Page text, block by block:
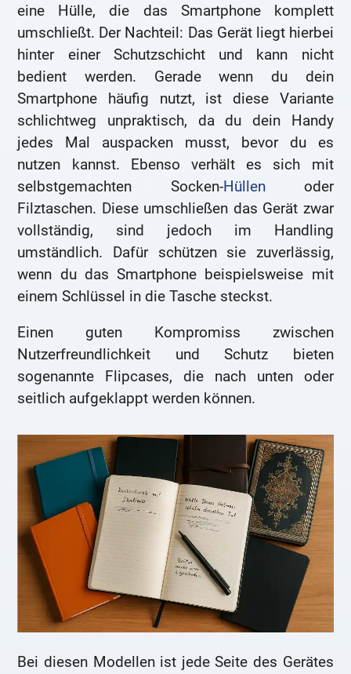
eine Hülle, die das Smartphone komplett
umschließt. Der Nachteil: Das Gerät liegt hierbei
hinter einer Schutzschicht und kann nicht
bedient werden. Gerade wenn du dein
Smartphone häufig nutzt, ist diese Variante
schlichtweg unpraktisch, da du dein Handy
jedes Mal auspacken musst, bevor du es
nutzen kannst. Ebenso verhält es sich mit
selbstgemachten Socken-Hüllenoder
Filztaschen. Diese umschließen das Gerät zwar
vollständig, sind jedoch im Handling
umständlich. Dafür schützen sie zuverlässig,
wenn du das Smartphone beispielsweise mit
einem Schlüssel in die Tasche steckst.
Einen guten Kompromiss zwischen
Nutzerfreundlichkeit und Schutz bieten
sogenannte Flipcases, die nach unten oder
seitlich aufgeklappt werden können.
Bei diesen Modellen ist jede Seite des Gerätes